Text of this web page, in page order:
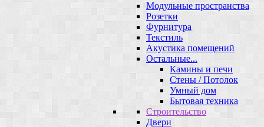
Модульные пространства
Розетки
Фурнитура
Текстиль
Акустика помещений
Остальные...
Камины и печи
Стены / Потолок
Умный дом
Бытовая техника
Строительство
Двери